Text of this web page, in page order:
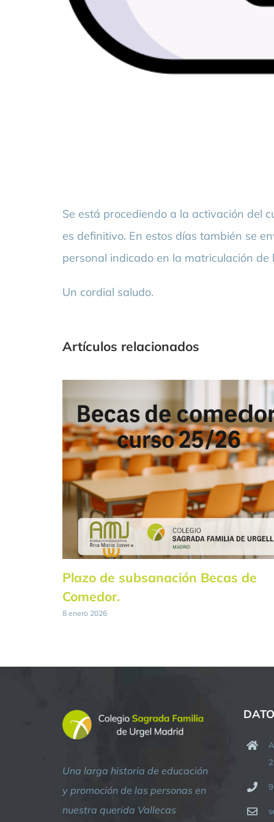
Se está procediendo a la activación del
es definitivo. En estos días también se
personal indicado en la matriculación
Un cordial saludo.
Artículos relacionados
Plazo de subsanación Becas de
Comedor.
8 enero 2026
Una larga historia de educación
y promoción de las personas en
nuestra querida Vallecas